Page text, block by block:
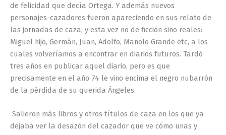
de felicidad que decía Ortega. Y además nuevos
personajes-cazadores fueron apareciendo en sus relato de
las jornadas de caza, y esta vez no de ficción sino reales:
Miguel hijo, Germán, Juan, Adolfo, Manolo Grande etc, a los
cuales volveríamos a encontrar en diarios futuros. Tardó
tres años en publicar aquel diario, pero es que
precisamente en el año 74 le vino encima el negro nubarrón
de la pérdida de su querida Ángeles.
Salieron más libros y otros títulos de caza en los que ya
dejaba ver la desazón del cazador que ve cómo unas y